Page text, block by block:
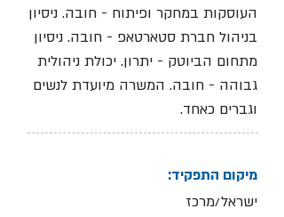
העוסקות במחקר ופיתוח - חובה. ניסיון
בניהול חברת סטארטאפ - חובה. ניסיון
מתחום הביוטק - יתרון. יכולת ניהולית
גבוהה - חובה. המשרה מיועדת לנשים
וגברים כאחד.
מיקום התפקיד:
ישראל/מרכז